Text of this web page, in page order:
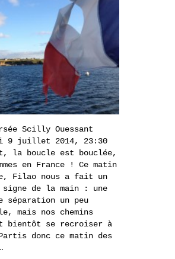
Scilly Ouessant
9 juillet 2014, 23:30
la boucle est bouclée,
en France ! Ce matin
Filao nous a fait un
de la main : une
séparation un peu
mais nos chemins
bientôt se recroiser à
donc ce matin des